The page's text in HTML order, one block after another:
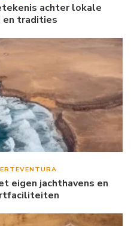
achter lokale
en tradities
eigen jachthavens en